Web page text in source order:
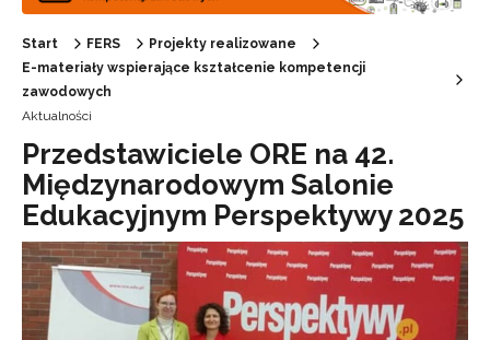
Start FERS
Projekty realizowane
E-materiały wspierające kształcenie kompetencji
zawodowych
Aktualności
Przedstawiciele ORE na 42.
Międzynarodowym Salonie
Edukacyjnym Perspektywy 2025